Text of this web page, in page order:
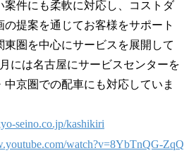
案件にも柔軟に対応し、コストダ
の提案を通じてお客様をサポート
東圏を中心にサービスを展開して
には名古屋にサービスセンターを
中京圏での配車にも対応していま
seino.co.jp/kashikiri
watch?v=8YbTnQG-ZqQ